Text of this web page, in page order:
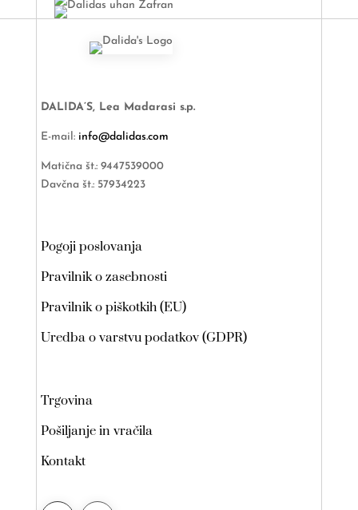
DALIDA’S, Lea Madarasi s.p.
E-mail: info@dalidas.com
Matična št.: 9447539000
Davčna št.: 57934223
Pogoji poslovanja
Pravilnik o zasebnosti
Pravilnik o piškotkih (EU)
Uredba o varstvu podatkov (GDPR)
Trgovina
Pošiljanje in vračila
Kontakt